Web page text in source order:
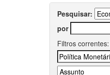
Pesquisar:
por
Filtros correntes: